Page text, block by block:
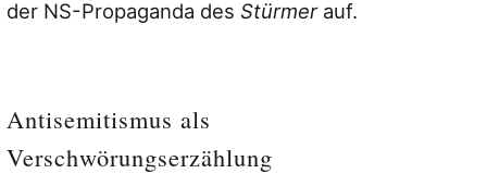
der NS-Propaganda desStürmerauf.
Antisemitismus als
Verschwörungserzählung